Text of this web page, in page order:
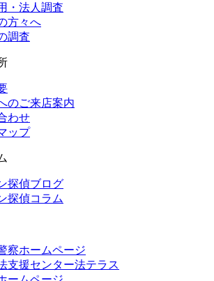
・法人調査
方々へ
調査
のご来店案内
わせ
ップ
探偵ブログ
探偵コラム
察ホームページ
支援センター法テラス